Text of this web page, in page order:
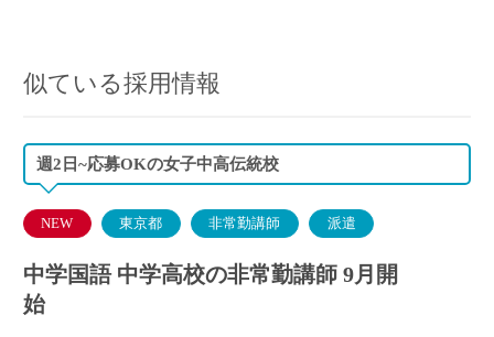
似ている採用情報
週2日~応募OKの女子中高伝統校
NEW 東京都 非常勤講師 派遣
中学国語 中学高校の非常勤講師 9月開
始